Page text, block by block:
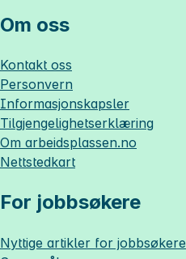
Om oss
Kontakt oss
Personvern
Informasjonskapsler
Tilgjengelighetserklæring
Om arbeidsplassen.no
Nettstedkart
For jobbsøkere
Nyttige artikler for jobbsøkere